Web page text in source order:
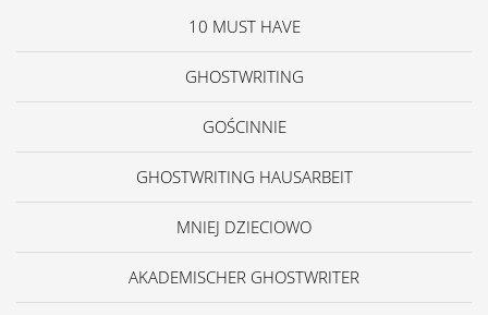
10 MUST HAVE
GHOSTWRITING
GOŚCINNIE
GHOSTWRITING HAUSARBEIT
MNIEJ DZIECIOWO
AKADEMISCHER GHOSTWRITER